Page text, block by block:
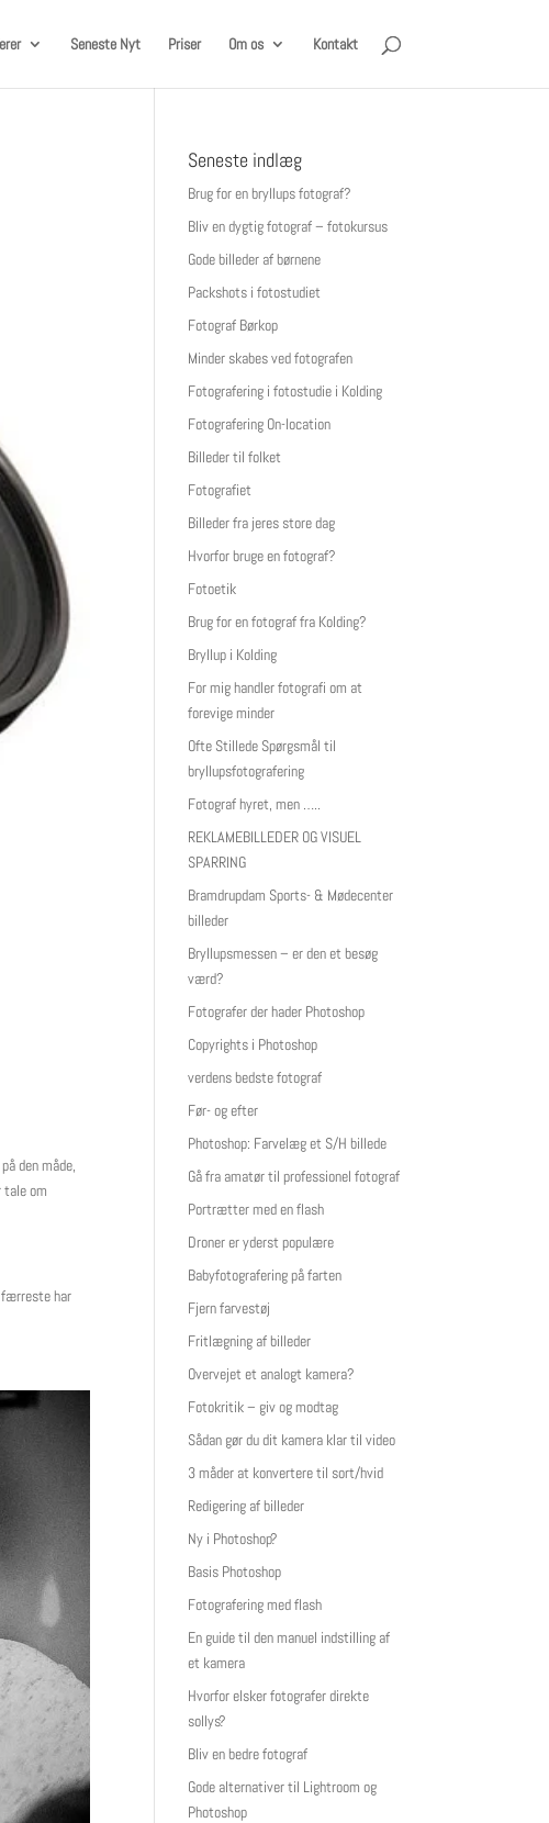
Seneste Nyt Priser Om os Kontakt
den måde,
tale om
færreste har
Seneste indlæg
Brug for en bryllups fotograf?
Bliv en dygtig fotograf – fotokursus
Gode billeder af børnene
Packshots i fotostudiet
Fotograf Børkop
Minder skabes ved fotografen
Fotografering i fotostudie i Kolding
Fotografering On-location
Billeder til folket
Fotografiet
Billeder fra jeres store dag
Hvorfor bruge en fotograf?
Fotoetik
Brug for en fotograf fra Kolding?
Bryllup i Kolding
For mig handler fotografi om at
forevige minder
Ofte Stillede Spørgsmål til
bryllupsfotografering
Fotograf hyret, men …..
REKLAMEBILLEDER OG VISUEL
SPARRING
Bramdrupdam Sports- & Mødecenter
billeder
Bryllupsmessen – er den et besøg
værd?
Fotografer der hader Photoshop
Copyrights i Photoshop
verdens bedste fotograf
Før- og efter
Photoshop: Farvelæg et S/H billede
Gå fra amatør til professionel fotograf
Portrætter med en flash
Droner er yderst populære
Babyfotografering på farten
Fjern farvestøj
Fritlægning af billeder
Overvejet et analogt kamera?
Fotokritik – giv og modtag
Sådan gør du dit kamera klar til video
3 måder at konvertere til sort/hvid
Redigering af billeder
Ny i Photoshop?
Basis Photoshop
Fotografering med flash
En guide til den manuel indstilling af
et kamera
Hvorfor elsker fotografer direkte
sollys?
Bliv en bedre fotograf
Gode alternativer til Lightroom og
Photoshop